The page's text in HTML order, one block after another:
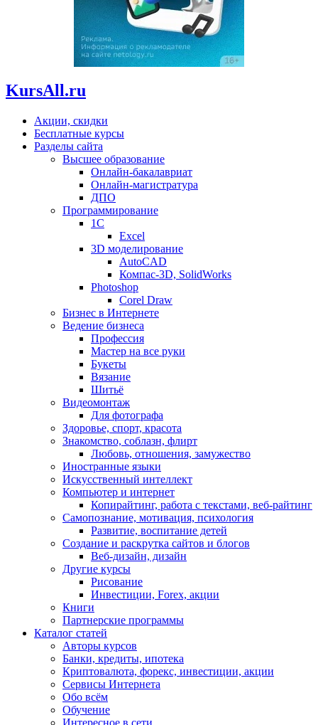
KursAll.ru
Акции, скидки
Бесплатные курсы
Разделы сайта
Высшее образование
Онлайн-бакалавриат
Онлайн-магистратура
ДПО
Программирование
1С
Excel
3D моделирование
AutoCAD
Компас-3D, SolidWorks
Photoshop
Corel Draw
Бизнес в Интернете
Ведение бизнеса
Профессия
Мастер на все руки
Букеты
Вязание
Шитьё
Видеомонтаж
Для фотографа
Здоровье, спорт, красота
Знакомство, соблазн, флирт
Любовь, отношения, замужество
Иностранные языки
Искусственный интеллект
Компьютер и интернет
Копирайтинг, работа с текстами, веб-райтинг
Самопознание, мотивация, психология
Развитие, воспитание детей
Создание и раскрутка сайтов и блогов
Веб-дизайн, дизайн
Другие курсы
Рисование
Инвестиции, Forex, акции
Книги
Партнерские программы
Каталог статей
Авторы курсов
Банки, кредиты, ипотека
Криптовалюта, форекс, инвестиции, акции
Сервисы Интернета
Обо всём
Обучение
Интересное в сети